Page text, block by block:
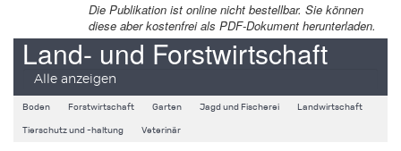
Die Publikation ist online nicht bestellbar. Sie können
diese aber kostenfrei als PDF-Dokument herunterladen.
Land- und Forstwirtschaft
Alle anzeigen
Boden Forstwirtschaft Garten Jagd und Fischerei Landwirtschaft
Tierschutz und -haltung Veterinär